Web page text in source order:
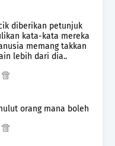
diberikan petunjuk
kata-kata mereka
memang takkan
lebih dari dia..
orang mana boleh